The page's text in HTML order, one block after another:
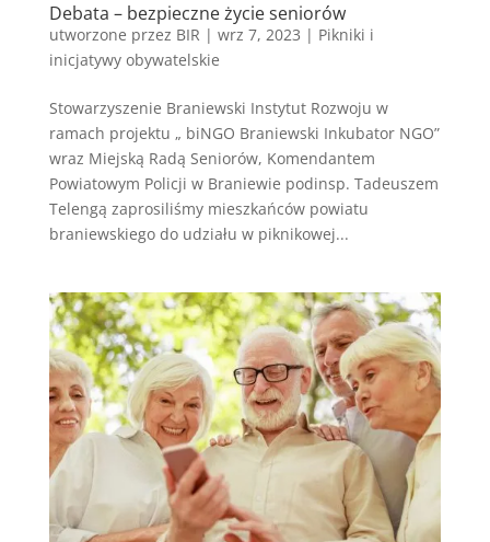
Debata – bezpieczne życie seniorów
utworzone przez BIR | wrz 7, 2023 | Pikniki i
inicjatywy obywatelskie
Stowarzyszenie Braniewski Instytut Rozwoju w
ramach projektu „ biNGO Braniewski Inkubator NGO”
wraz Miejską Radą Seniorów, Komendantem
Powiatowym Policji w Braniewie podinsp. Tadeuszem
Telengą zaprosiliśmy mieszkańców powiatu
braniewskiego do udziału w piknikowej...